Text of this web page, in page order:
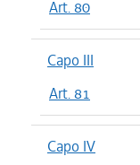
Art. 80
Capo III
Art. 81
Capo IV